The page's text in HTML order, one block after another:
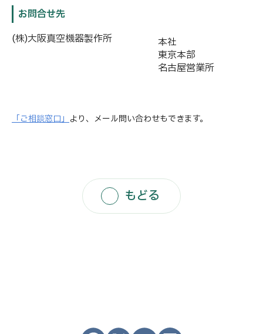
お問合せ先
(株)大阪真空機器製作所
本社
東京本部
名古屋営業所
「ご相談窓口」 より、メール問い合わせもできます。
もどる